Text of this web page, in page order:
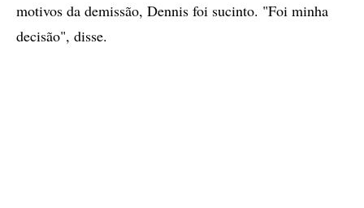
motivos da demissão, Dennis foi sucinto. "Foi minha
decisão", disse.